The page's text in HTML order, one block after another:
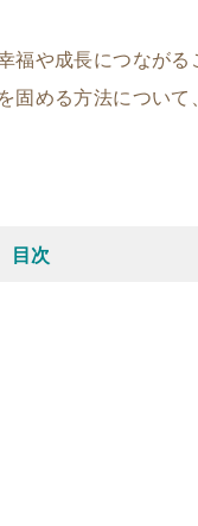
や成長につながる
固める方法につい
目次